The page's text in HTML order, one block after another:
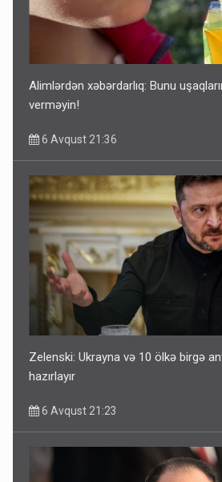
Alimlərdən xəbərdarlıq: Bunu
verməyin!
6 Avqust 21:36
Zelenski: Ukrayna və 10 ölkə birgə
hazırlayır
6 Avqust 21:23